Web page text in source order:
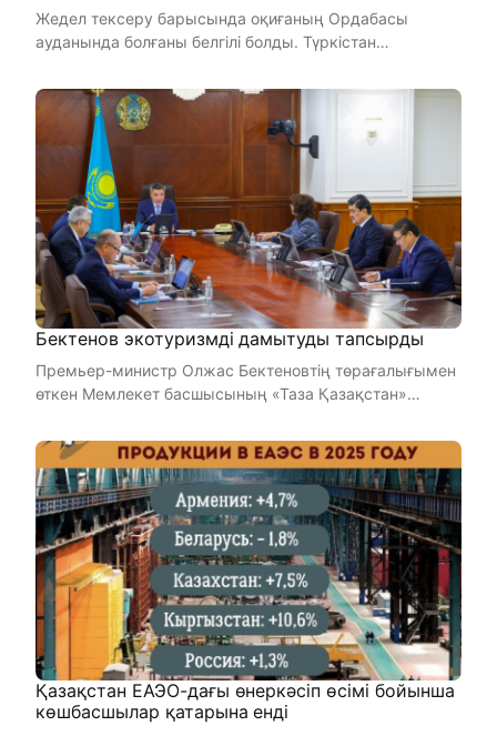
Жедел тексеру барысында оқиғаның Ордабасы
ауданында болғаны белгілі болды. Түркістан
Бектенов экотуризмді дамытуды тапсырды
Премьер-министр Олжас Бектеновтің төрағалығымен
өткен Мемлекет басшысының «Таза Қазақстан»
Қазақстан ЕАЭО-дағы өнеркәсіп өсімі бойынша
көшбасшылар қатарына енді